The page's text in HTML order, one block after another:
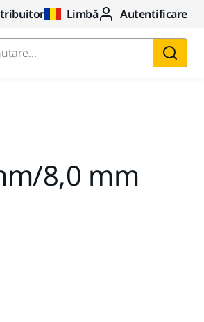
Limbă Autentificare
8,0 mm